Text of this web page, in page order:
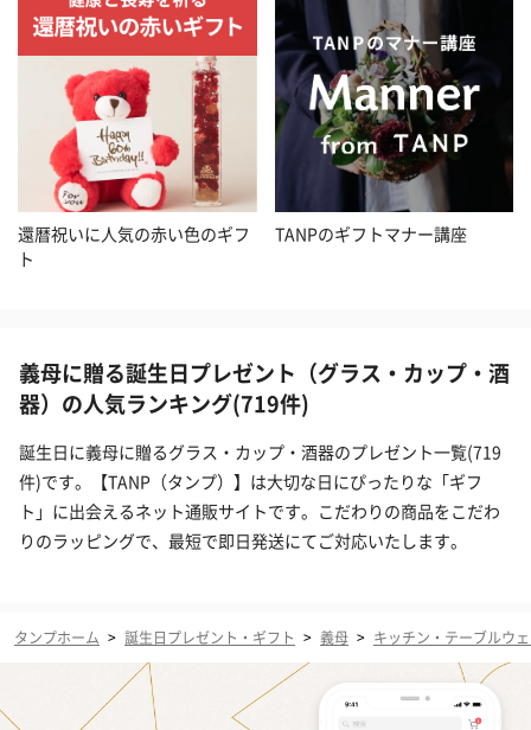
還暦祝いに人気の赤い色のギフ
ト
TANPのギフトマナー講座
義母に贈る誕生日プレゼント（グラス・カップ・酒
器）の人気ランキング(719件)
誕生日に義母に贈るグラス・カップ・酒器のプレゼント一覧(719
件)です。【TANP（タンプ）】は大切な日にぴったりな「ギフ
ト」に出会えるネット通販サイトです。こだわりの商品をこだわ
りのラッピングで、最短で即日発送にてご対応いたします。
タンプホーム > 誕生日プレゼント・ギフト > 義母 > キッチン・テーブルウ